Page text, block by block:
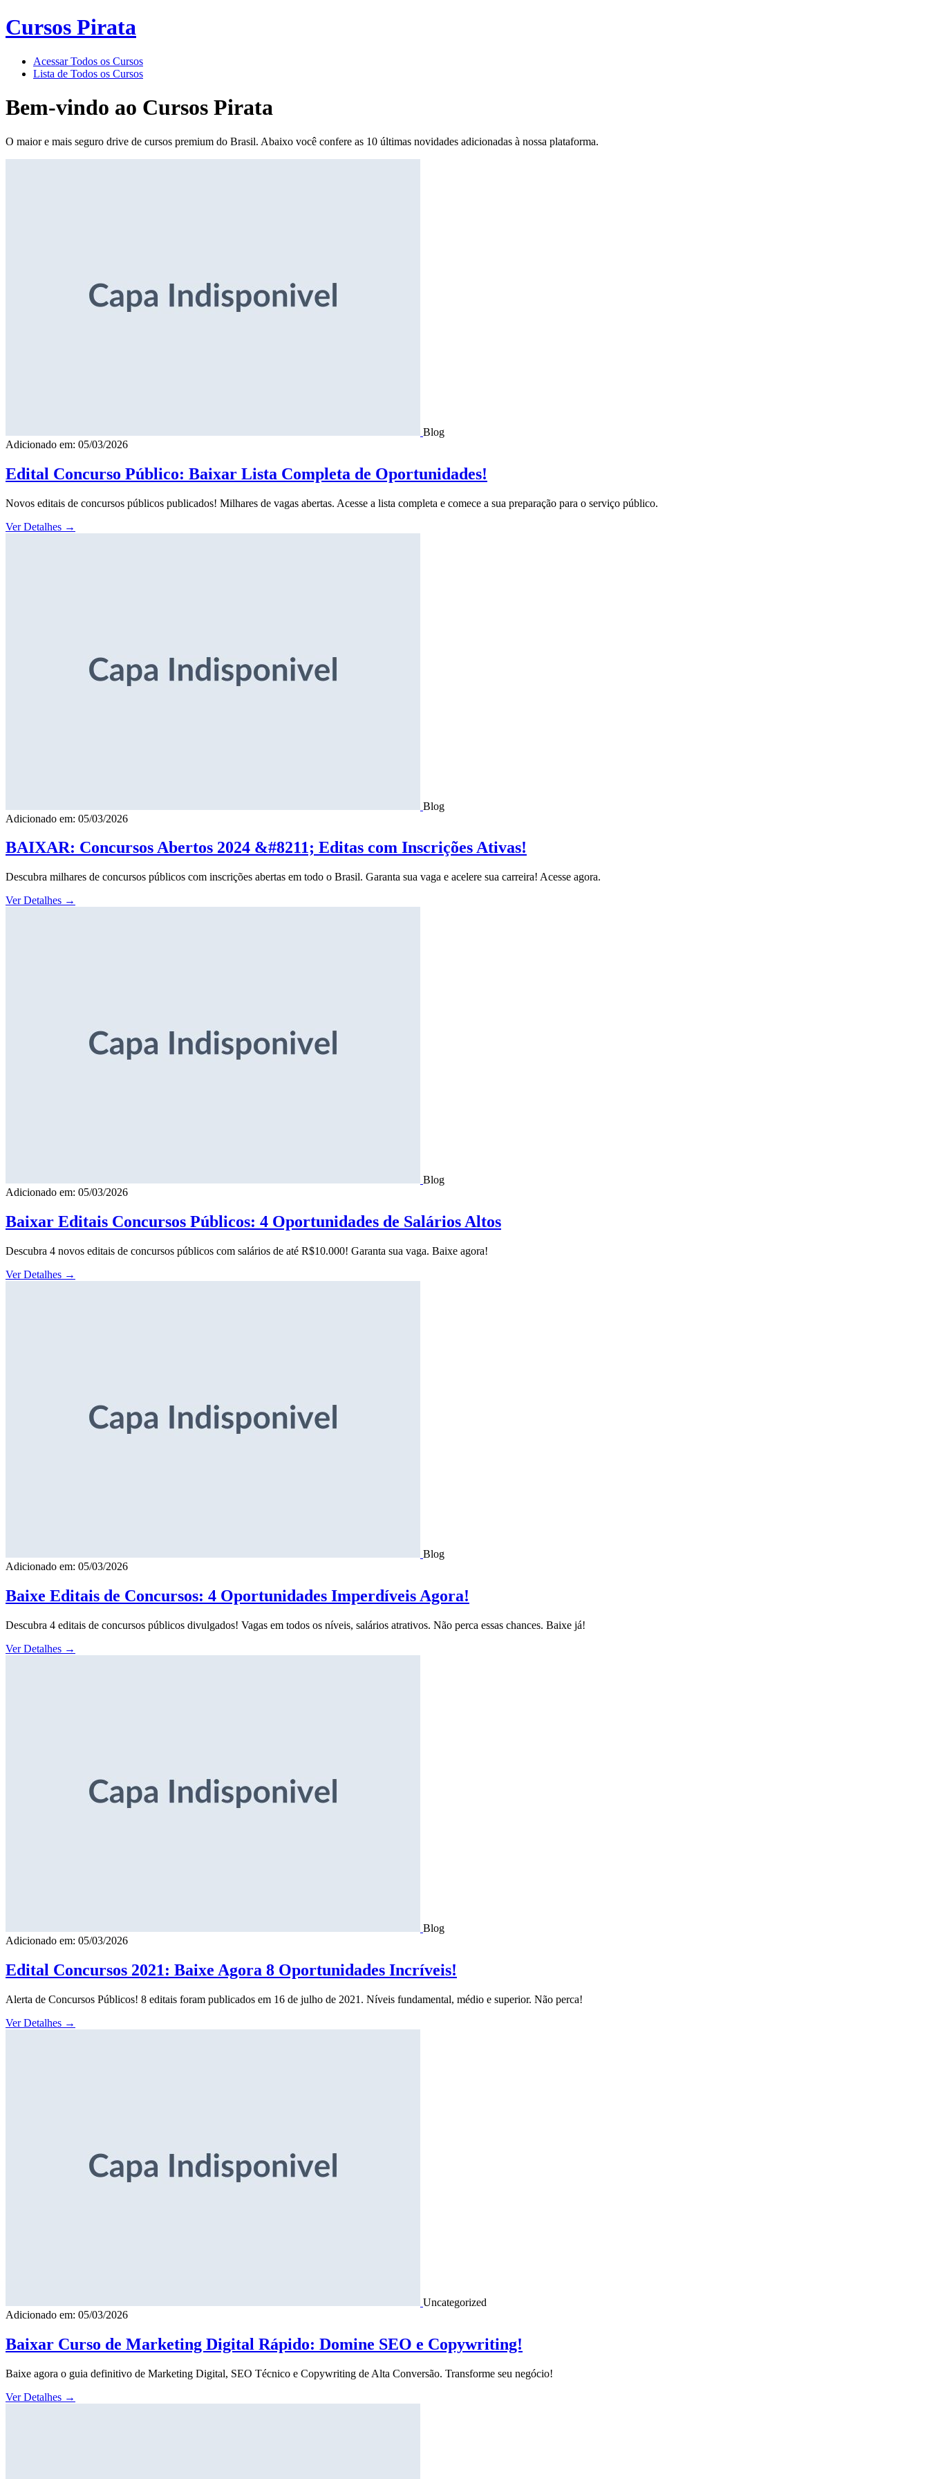
Cursos Pirata
Acessar Todos os Cursos
Lista de Todos os Cursos
Bem-vindo ao Cursos Pirata
O maior e mais seguro drive de cursos premium do Brasil. Abaixo você confere as 10 últimas novidades adicionadas à nossa plataforma.
Blog
Adicionado em: 05/03/2026
Edital Concurso Público: Baixar Lista Completa de Oportunidades!
Novos editais de concursos públicos publicados! Milhares de vagas abertas. Acesse a lista completa e comece a sua preparação para o serviço público.
Ver Detalhes →
Blog
Adicionado em: 05/03/2026
BAIXAR: Concursos Abertos 2024 &#8211; Editas com Inscrições Ativas!
Descubra milhares de concursos públicos com inscrições abertas em todo o Brasil. Garanta sua vaga e acelere sua carreira! Acesse agora.
Ver Detalhes →
Blog
Adicionado em: 05/03/2026
Baixar Editais Concursos Públicos: 4 Oportunidades de Salários Altos
Descubra 4 novos editais de concursos públicos com salários de até R$10.000! Garanta sua vaga. Baixe agora!
Ver Detalhes →
Blog
Adicionado em: 05/03/2026
Baixe Editais de Concursos: 4 Oportunidades Imperdíveis Agora!
Descubra 4 editais de concursos públicos divulgados! Vagas em todos os níveis, salários atrativos. Não perca essas chances. Baixe já!
Ver Detalhes →
Blog
Adicionado em: 05/03/2026
Edital Concursos 2021: Baixe Agora 8 Oportunidades Incríveis!
Alerta de Concursos Públicos! 8 editais foram publicados em 16 de julho de 2021. Níveis fundamental, médio e superior. Não perca!
Ver Detalhes →
Uncategorized
Adicionado em: 05/03/2026
Baixar Curso de Marketing Digital Rápido: Domine SEO e Copywriting!
Baixe agora o guia definitivo de Marketing Digital, SEO Técnico e Copywriting de Alta Conversão. Transforme seu negócio!
Ver Detalhes →